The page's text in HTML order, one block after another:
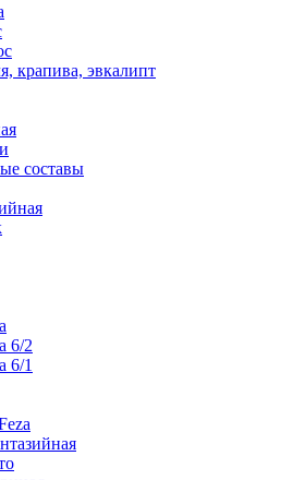
крапива, эвкалипт
составы
6/2
6/1